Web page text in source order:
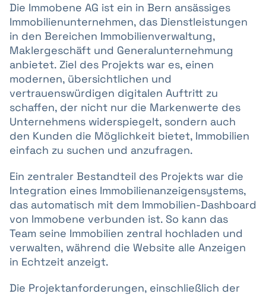
Die Immobene AG ist ein in Bern ansässiges
Immobilienunternehmen, das Dienstleistungen
in den Bereichen Immobilienverwaltung,
Maklergeschäft und Generalunternehmung
anbietet. Ziel des Projekts war es, einen
modernen, übersichtlichen und
vertrauenswürdigen digitalen Auftritt zu
schaffen, der nicht nur die Markenwerte des
Unternehmens widerspiegelt, sondern auch
den Kunden die Möglichkeit bietet, Immobilien
einfach zu suchen und anzufragen.
Ein zentraler Bestandteil des Projekts war die
Integration eines Immobilienanzeigensystems,
das automatisch mit dem Immobilien-Dashboard
von Immobene verbunden ist. So kann das
Team seine Immobilien zentral hochladen und
verwalten, während die Website alle Anzeigen
in Echtzeit anzeigt.
Die Projektanforderungen, einschließlich der